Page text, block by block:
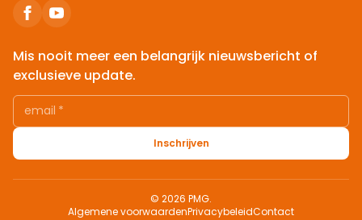
Mis nooit meer een belangrijk nieuwsbericht of
exclusieve update.
email *
Inschrijven
© 2026 PMG.
Algemene voorwaardenPrivacybeleidContact